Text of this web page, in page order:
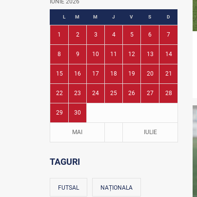
Fotbal în grădinițe
IUNIE 2026
L M M J V S D
1 2 3 4 5 6 7
8 9 10 11 12 13 14
15 16 17 18 19 20 21
22 23 24 25 26 27 28
29 30
MAI IULIE
TAGURI
FUTSAL NAȚIONALA